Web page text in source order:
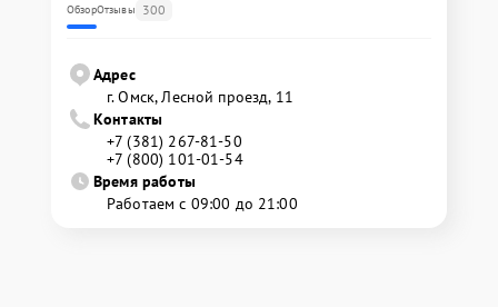
ОбзорОтзывы 300
Адрес
г. Омск, ​Лесной проезд, 11
Контакты
+7 (381) 267-81-50
+7 (800) 101-01-54
Время работы
Работаем с 09:00 до 21:00